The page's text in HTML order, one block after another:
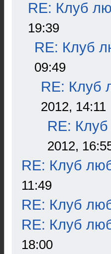
RE: Клуб
19:39
RE: Клуб
09:49
RE: Клуб
2012, 14:11
RE:
2012,
RE: Клуб
11:49
RE: Клуб
RE: Клуб
18:00